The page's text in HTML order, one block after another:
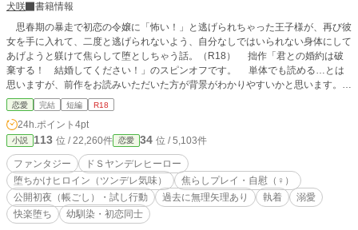
犬咲
書籍情報
思春期の暴走で初恋の令嬢に「怖い！」と逃げられちゃった王子様が、再び彼
女を手に入れて、二度と逃げられないよう、自分なしではいられない身体にして
あげようと躾けて焦らして堕としちゃう話。（R18） 拙作「君との婚約は破
棄する！ 結婚してください！」のスピンオフです。 単体でも読める…とは
思いますが、前作をお読みいただいた方が背景がわかりやすいかと思います。
※タグに苦手なものがある方はご注意ください。
恋愛 完結 短編 R18
24h.ポイント 4pt
小説 113 位 / 22,260件 恋愛 34 位 / 5,103件
ファンタジー
ドＳヤンデレヒーロー
堕ちかけヒロイン（ツンデレ気味）
焦らしプレイ・自慰（♀）
公開初夜（帳ごし）・試し行動
過去に無理矢理あり 執着
溺愛
快楽堕ち
幼馴染・初恋同士